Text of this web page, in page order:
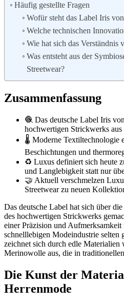
Häufig gestellte Fragen
Wofür steht das Label Iris
Welche technischen
Wie hat sich das Verständnis
Was entsteht aus der
Streetwear?
Zusammenfassung
🧶 Das deutsche Label Iris
hochwertigen Strickwerks
🌡️ Moderne Textiltechnologie
Beschichtungen und
♻️ Luxus definiert sich heute
und Langlebigkeit statt nur
🤝 Aktuell verschmelzen
Streetwear zu neuen
Das deutsche Label hat sich über
des hochwertigen Strickwerks
einer Präzision und
schnelllebigen Modeindustrie
zeichnet sich durch edle Materialien
Merinowolle aus, die in
Die Kunst der
Herrenmode